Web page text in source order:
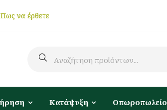
Πως να έρθετε
Κατάψυξη Οπωροπωλείο